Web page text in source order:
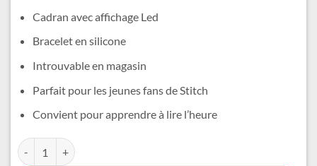
15,99 €.
Cadran avec affichage Led
Bracelet en silicone
Introuvable en magasin
Parfait pour les jeunes fans de Stitch
Convient pour apprendre à lire l’heure
quantité de Montre Led Stitch
Alternative: